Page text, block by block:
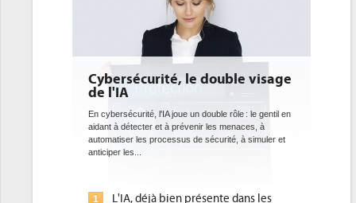
Cybersécurité, le double visage
En cybersécurité, l'IA joue un double rôle : le gentil en
aidant à détecter et à prévenir les menaces, à
automatiser les processus de sécurité, à simuler et
L'IA, déjà bien présente dans les
DEE:
ce que recherchent